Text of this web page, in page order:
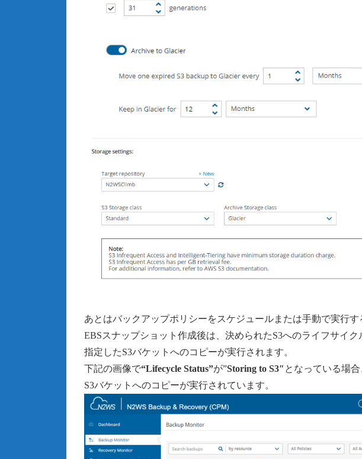
あとはバックアップポリシーをスケジュールまたは手動で実行す
EBSスナップショット作成後は、決められたS3へのライフサイク
指定したS3バケットへのコピーが実行されます。
下記の画像で“Lifecycle Status”が”Storing to S3″ となっている場合
S3バケットへのコピーが実行されています。